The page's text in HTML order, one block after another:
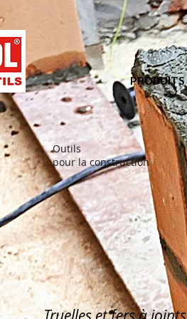
PRODUITS
Outils
pour la construction